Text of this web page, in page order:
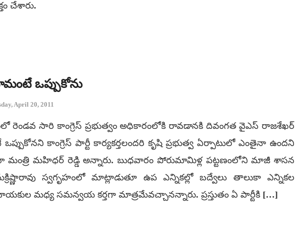
చేశారు.
ఒప్పుకోను
April 20, 2011
రెండవ సారి కాంగ్రెస్‌ ప్రభుత్వం అధికారంలోకి రావడానకి దివంగత వైఎస్‌ రాజశేఖర్‌
కాంగ్రెస్‌ పార్టీ కార్యకర్తలందరి కృషి ప్రభుత్వ ఏర్పాటులో ఎంతైనా ఉందని
మంత్రి మహిధర్‌ రెడ్డి అన్నారు. బుధవారం పోరుమామిళ్ల పట్టణంలోని మాజీ శాసన
స్వగృహంలో మాట్లాడుతూ ఉప ఎన్నికల్లో బద్వేలు తాలుకా ఎన్నికల
మధ్య సమన్వయ కర్తగా మాత్రమేవచ్చానన్నారు. ప్రస్తుతం ఏ పార్టీకి […]